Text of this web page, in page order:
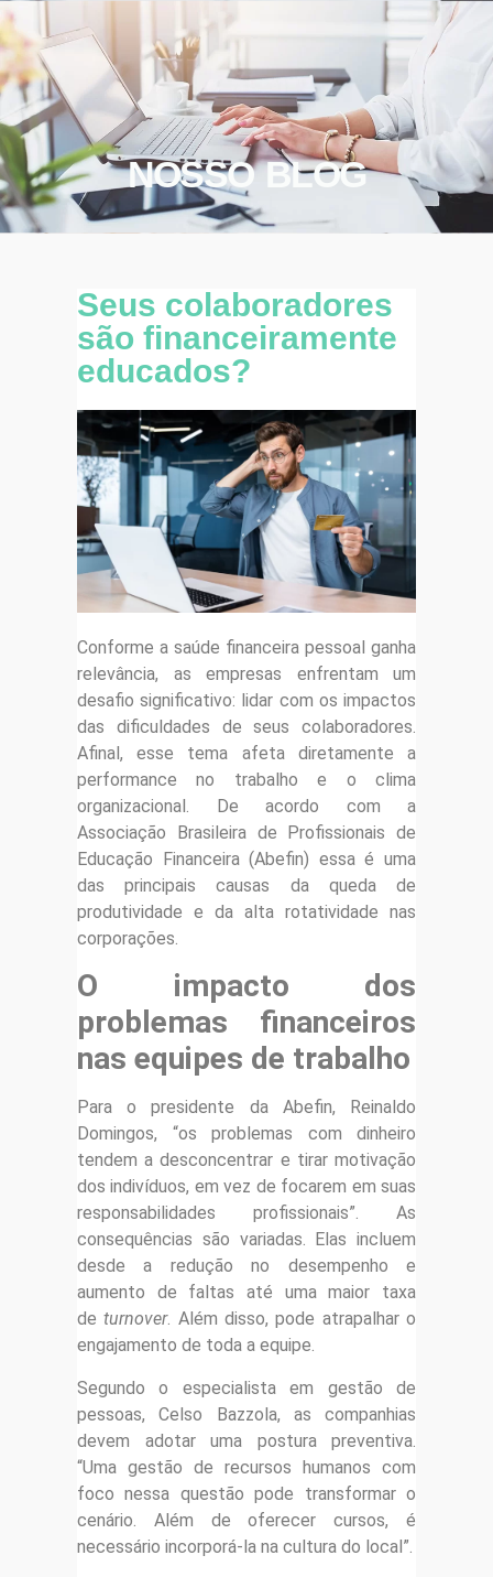
NOSSO BLOG
Seus colaboradores
são financeiramente
educados?
Conforme a saúde financeira pessoal ganha
relevância, as empresas enfrentam um
desafio significativo: lidar com os impactos
das dificuldades de seus colaboradores.
Afinal, esse tema afeta diretamente a
performance no trabalho e o clima
organizacional. De acordo com a
Associação Brasileira de Profissionais de
Educação Financeira (Abefin) essa é uma
das principais causas da queda de
produtividade e da alta rotatividade nas
corporações.
O impacto dos
problemas financeiros
nas equipes de trabalho
Para o presidente da Abefin, Reinaldo
Domingos, “os problemas com dinheiro
tendem a desconcentrar e tirar motivação
dos indivíduos, em vez de focarem em suas
responsabilidades profissionais”. As
consequências são variadas. Elas incluem
desde a redução no desempenho e
aumento de faltas até uma maior taxa
deturnover. Além disso, pode atrapalhar o
engajamento de toda a equipe.
Segundo o especialista em gestão de
pessoas, Celso Bazzola, as companhias
devem adotar uma postura preventiva.
“Uma gestão de recursos humanos com
foco nessa questão pode transformar o
cenário. Além de oferecer cursos, é
necessário incorporá-la na cultura do local”.